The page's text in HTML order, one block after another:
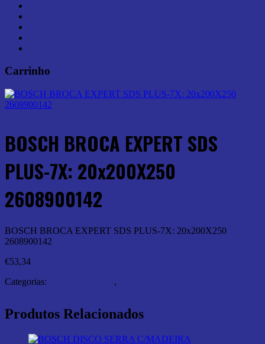
Carrinho
BOSCH BROCA EXPERT SDS
PLUS-7X: 20x200X250
2608900142
BOSCH BROCA EXPERT SDS PLUS-7X: 20x200X250
2608900142
€53,34
Categorias:
,
Produtos Relacionados